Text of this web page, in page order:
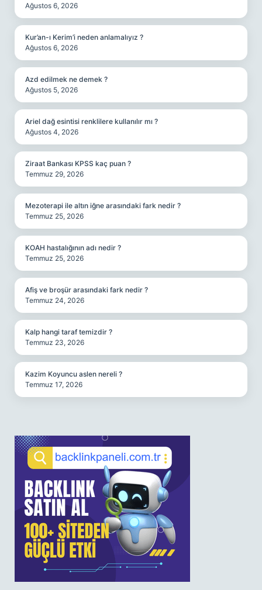
Ağustos 6, 2026
Kur’an-ı Kerim’i neden anlamalıyız ?
Ağustos 6, 2026
Azd edilmek ne demek ?
Ağustos 5, 2026
Ariel dağ esintisi renklilere kullanılır mı ?
Ağustos 4, 2026
Ziraat Bankası KPSS kaç puan ?
Temmuz 29, 2026
Mezoterapi ile altın iğne arasındaki fark nedir ?
Temmuz 25, 2026
KOAH hastalığının adı nedir ?
Temmuz 25, 2026
Afiş ve broşür arasındaki fark nedir ?
Temmuz 24, 2026
Kalp hangi taraf temizdir ?
Temmuz 23, 2026
Kazim Koyuncu aslen nereli ?
Temmuz 17, 2026